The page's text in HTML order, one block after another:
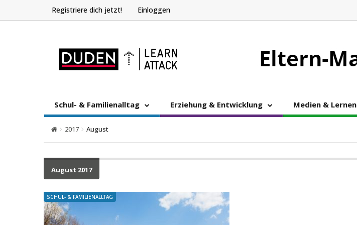
Registriere dich jetzt! Einloggen
Schul- & Familienalltag Erziehung & Entwicklung Medien & Lernen
2017 August
August 2017
SCHUL- & FAMILIENALLTAG